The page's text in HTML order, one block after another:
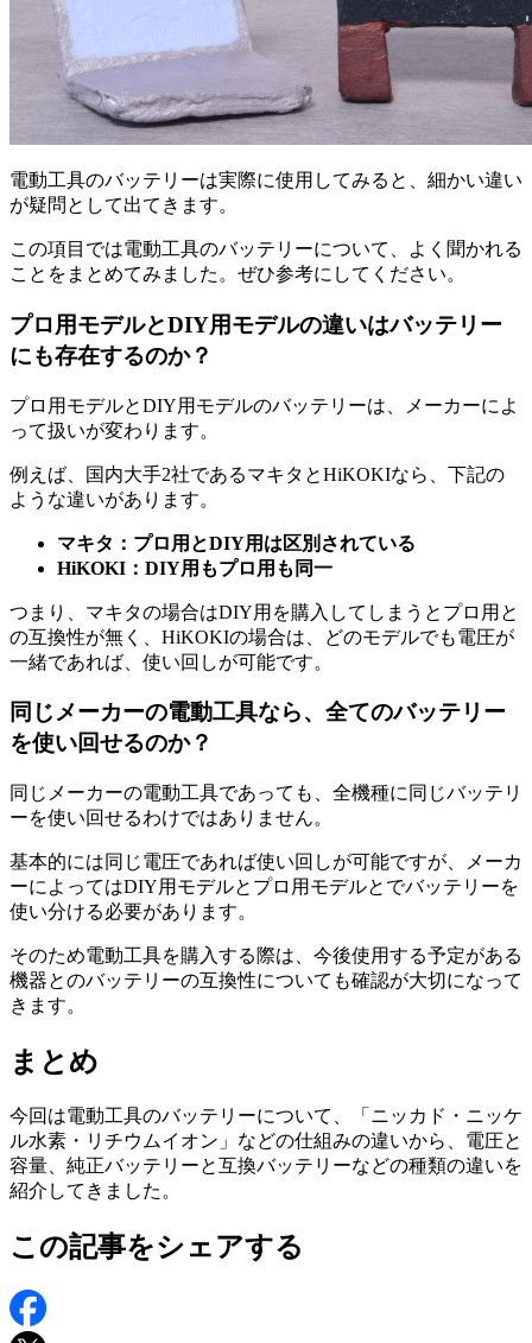
電動工具のバッテリーは実際に使用してみると、細かい違い
が疑問として出てきます。
この項目では電動工具のバッテリーについて、よく聞かれる
ことをまとめてみました。ぜひ参考にしてください。
プロ用モデルとDIY用モデルの違いはバッテリー
にも存在するのか？
プロ用モデルとDIY用モデルのバッテリーは、メーカーによ
って扱いが変わります。
例えば、国内大手2社であるマキタとHiKOKIなら、下記の
ような違いがあります。
マキタ：プロ用とDIY用は区別されている
HiKOKI：DIY用もプロ用も同一
つまり、マキタの場合はDIY用を購入してしまうとプロ用と
の互換性が無く、HiKOKIの場合は、どのモデルでも電圧が
一緒であれば、使い回しが可能です。
同じメーカーの電動工具なら、全てのバッテリー
を使い回せるのか？
同じメーカーの電動工具であっても、全機種に同じバッテリ
ーを使い回せるわけではありません。
基本的には同じ電圧であれば使い回しが可能ですが、メーカ
ーによってはDIY用モデルとプロ用モデルとでバッテリーを
使い分ける必要があります。
そのため電動工具を購入する際は、今後使用する予定がある
機器とのバッテリーの互換性についても確認が大切になって
きます。
まとめ
今回は電動工具のバッテリーについて、「ニッカド・ニッケ
ル水素・リチウムイオン」などの仕組みの違いから、電圧と
容量、純正バッテリーと互換バッテリーなどの種類の違いを
紹介してきました。
この記事をシェアする